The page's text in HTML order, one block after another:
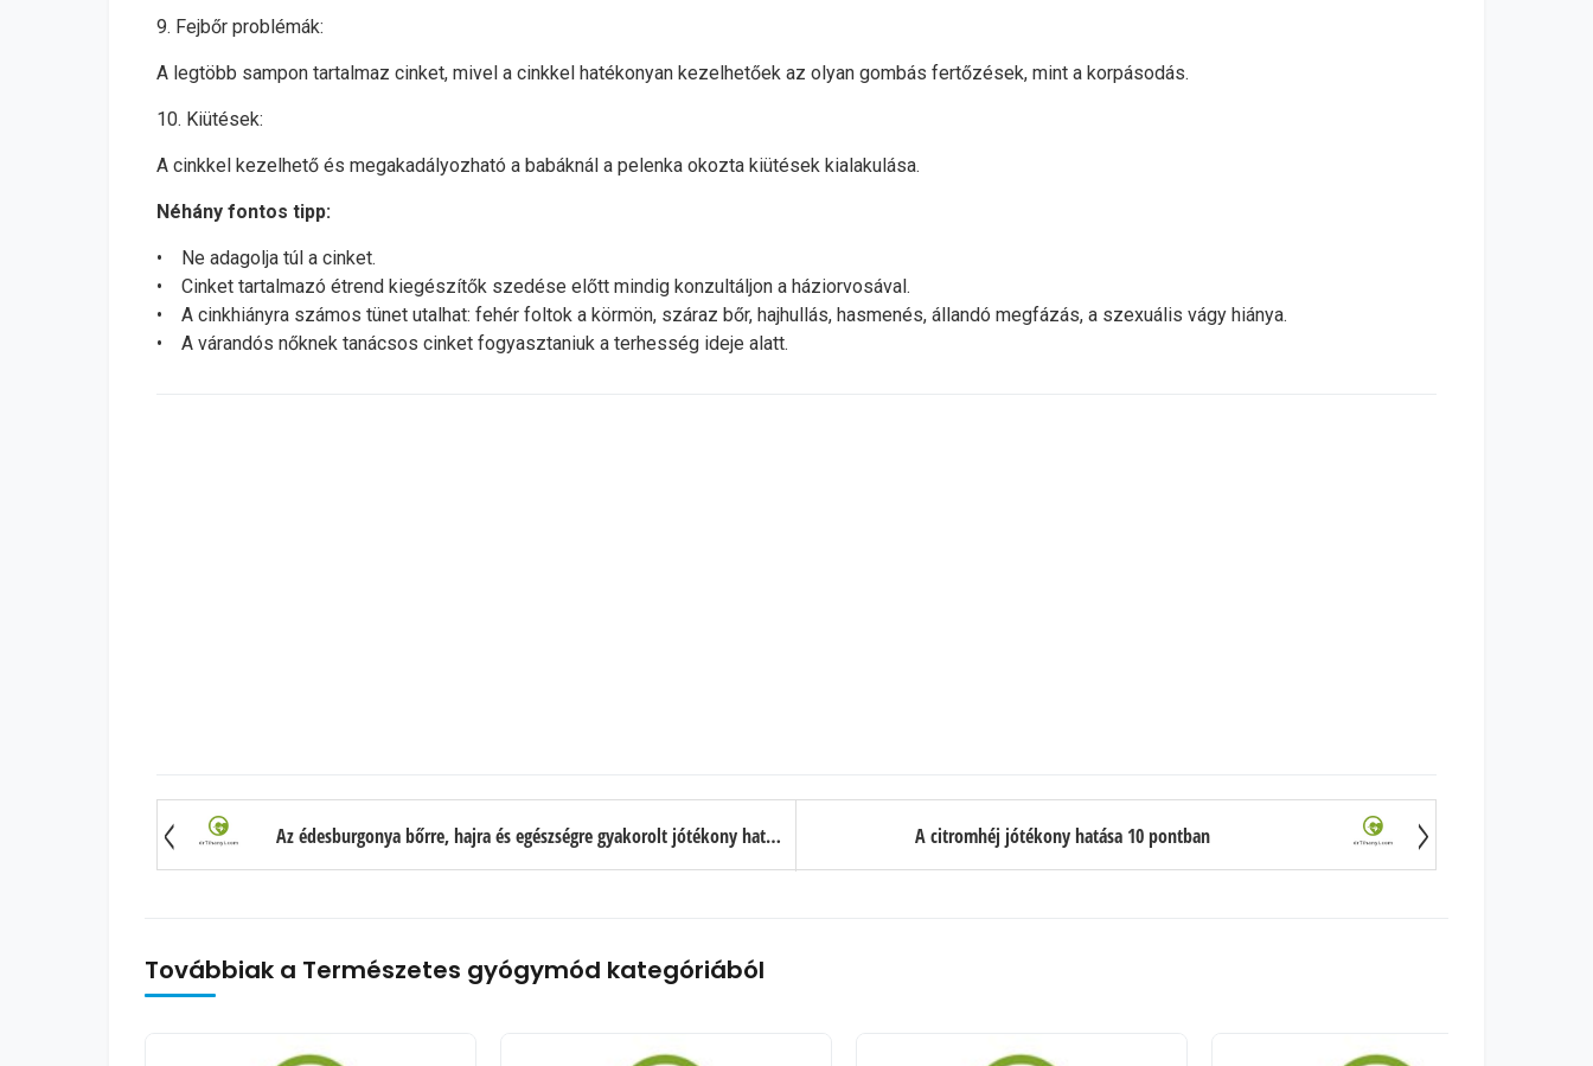
9. Fejbőr problémák:
A legtöbb sampon tartalmaz cinket, mivel a cinkkel hatékonyan kezelhetőek az olyan gombás fertőzések, mint a korpásodás.
10. Kiütések:
A cinkkel kezelhető és megakadályozható a babáknál a pelenka okozta kiütések kialakulása.
Néhány fontos tipp:
• Ne adagolja túl a cinket.
• Cinket tartalmazó étrend kiegészítők szedése előtt mindig konzultáljon a háziorvosával.
• A cinkhiányra számos tünet utalhat: fehér foltok a körmön, száraz bőr, hajhullás, hasmenés, állandó megfázás, a szexuális vágy hiánya.
• A várandós nőknek tanácsos cinket fogyasztaniuk a terhesség ideje alatt.
Az édesburgonya bőrre, hajra és egészségre gyakorolt jótékony hatása 14 pontban A citromhéj jótékony hatása 10 pontban
Továbbiak a Természetes gyógymód kategóriából